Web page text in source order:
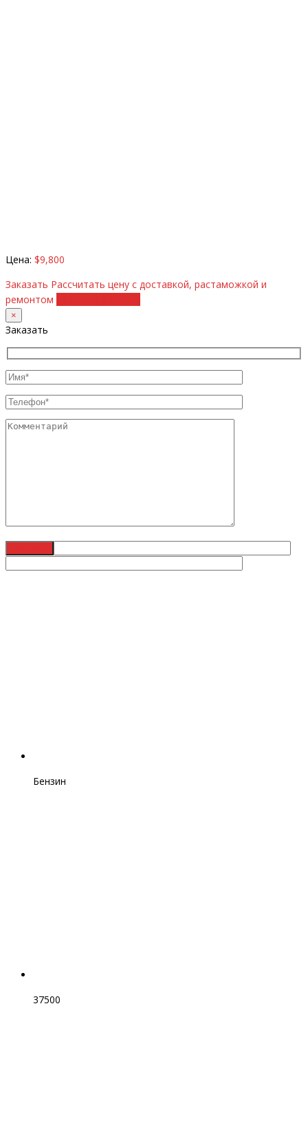
Цена: $9,800
Заказать Рассчитать цену с доставкой, растаможкой и
ремонтом
×
Заказать
Бензин
37500